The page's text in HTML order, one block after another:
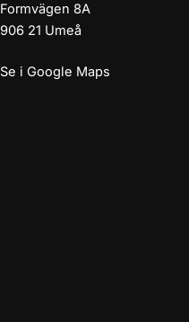
Formvägen 8A
906 21 Umeå
Se i Google Maps